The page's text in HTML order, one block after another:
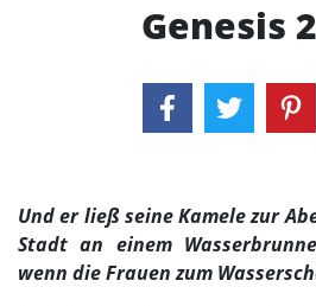
Genesis
Und er ließ seine Kamele zur
Stadt an einem
wenn die Frauen zum